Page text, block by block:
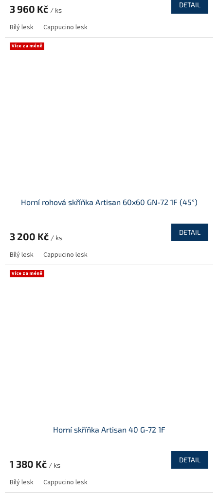
3 960 Kč / ks
DETAIL
Bílý lesk Cappucino lesk
Více za méně
Horní rohová skříňka Artisan 60x60 GN-72 1F (45°)
3 200 Kč / ks
DETAIL
Bílý lesk Cappucino lesk
Více za méně
Horní skříňka Artisan 40 G-72 1F
1 380 Kč / ks
DETAIL
Bílý lesk Cappucino lesk